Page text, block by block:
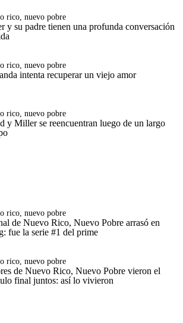
rico, nuevo pobre
y su padre tienen una profunda conversación
rico, nuevo pobre
intenta recuperar un viejo amor
rico, nuevo pobre
y Miller se reencuentran luego de un largo
rico, nuevo pobre
de Nuevo Rico, Nuevo Pobre arrasó en
fue la serie #1 del prime
rico, nuevo pobre
de Nuevo Rico, Nuevo Pobre vieron el
final juntos: así lo vivieron